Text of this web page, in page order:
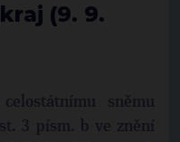
(9. 9.
sněmu
3 písm. b ve znění